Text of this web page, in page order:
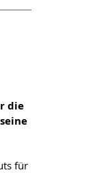
die
für